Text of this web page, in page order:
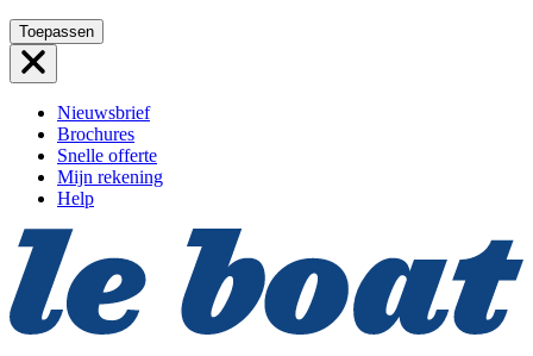
Ga
naar
de
Toepassen
Nieuwsbrief
Brochures
Snelle offerte
Mijn rekening
Help